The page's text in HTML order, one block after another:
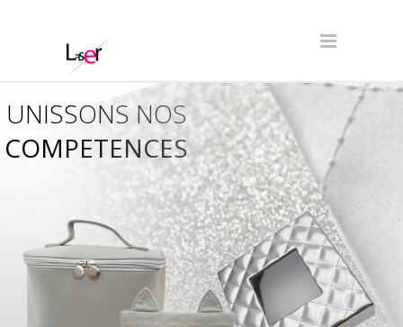
COMPETENCES
UNISSONS NOS